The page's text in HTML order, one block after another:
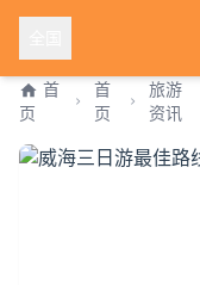
首
页
首
页
旅游
资讯